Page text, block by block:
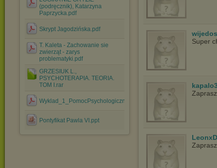
(podręcznik), Katarzyna
Paprzycka.pdf
Skrypt Jagodzińska.pdf
T. Kaleta - Zachowanie sie
zwierząt - zarys
problematyki.pdf
GRZESIUK L.,
PSYCHOTERAPIA. TEORIA.
TOM I.rar
Wyklad_1_PomocPsychologicznaBargielMatusiewicz2018.pdf
Pontyfikat Pawla VI.ppt
Super